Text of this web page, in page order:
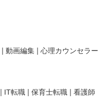
| 動画編集 | 心理カウンセラー
| IT転職 | 保育士転職 | 看護師